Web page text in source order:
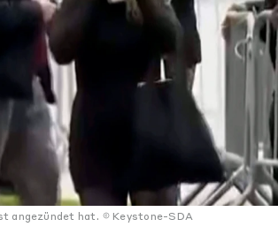
angezündet hat. Keystone-SDA